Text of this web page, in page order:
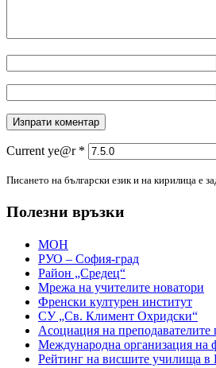
Current ye@r *
Писането на български език и на кирилица е
Полезни връзки
МОН
РУО – София-град
Район „Средец“
Мрежа на учителите новатори
Френски културен институт
СУ „Св. Климент Охридски“
Асоциация на
Международна организация на
Рейтинг на висшите училища в